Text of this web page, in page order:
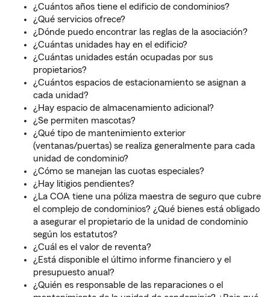
¿Cuántos años tiene el edificio de condominios?
¿Qué servicios ofrece?
¿Dónde puedo encontrar las reglas de la asociación?
¿Cuántas unidades hay en el edificio?
¿Cuántas unidades están ocupadas por sus
propietarios?
¿Cuántos espacios de estacionamiento se asignan a
cada unidad?
¿Hay espacio de almacenamiento adicional?
¿Se permiten mascotas?
¿Qué tipo de mantenimiento exterior
(ventanas/puertas) se realiza generalmente para cada
unidad de condominio?
¿Cómo se manejan las cuotas especiales?
¿Hay litigios pendientes?
¿La COA tiene una póliza maestra de seguro que cubre
el complejo de condominios? ¿Qué bienes está obligado
a asegurar el propietario de la unidad de condominio
según los estatutos?
¿Cuál es el valor de reventa?
¿Está disponible el último informe financiero y el
presupuesto anual?
¿Quién es responsable de las reparaciones o el